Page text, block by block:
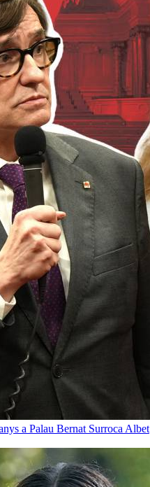
a Palau Bernat Surroca Albet